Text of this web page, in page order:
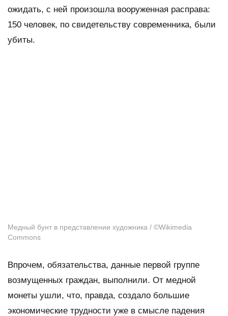
ожидать, с ней произошла вооруженная расправа:
150 человек, по свидетельству современника, были
убиты.
Медный бунт в представлении художника / ©Wikimedia
Commons
Впрочем, обязательства, данные первой группе
возмущенных граждан, выполнили. От медной
монеты ушли, что, правда, создало большие
экономические трудности уже в смысле падения